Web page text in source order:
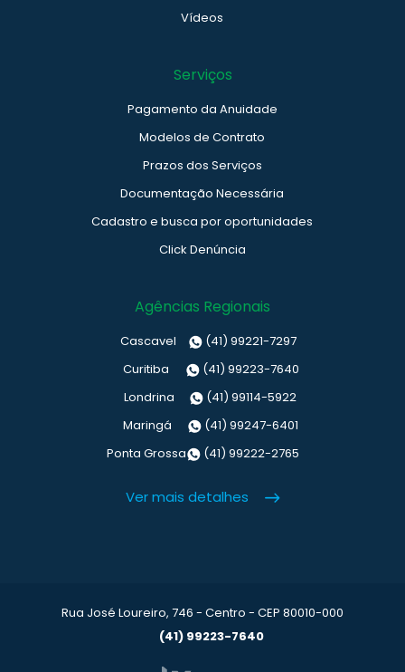
Vídeos
Serviços
Pagamento da Anuidade
Modelos de Contrato
Prazos dos Serviços
Documentação Necessária
Cadastro e busca por oportunidades
Click Denúncia
Agências Regionais
Cascavel
(41) 99221-7297
Curitiba
(41) 99223-7640
Londrina
(41) 99114-5922
Maringá
(41) 99247-6401
Ponta Grossa
(41) 99222-2765
Ver mais detalhes
Rua José Loureiro, 746 - Centro - CEP 80010-000
(41) 99223-7640